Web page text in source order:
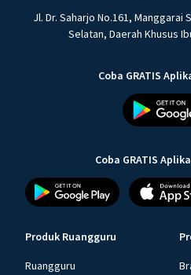
Jl. Dr. Saharjo No.161,
Selatan, Daerah Khusus
Coba GRATIS
Coba GRATIS
Produk Ruangguru
Ruangguru